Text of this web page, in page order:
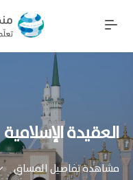
العقيدة الإسلامية
مشاهدة تفاصيل المساق